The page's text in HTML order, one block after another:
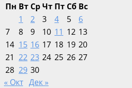
Пн Вт СрЧт Пт Сб Вс
1
2 3 4 5
6
7
8 9 10 11 12 13
14 15 16 17 18 19 20
21 22 23 24 25 26 27
28 29 30
« Окт Дек »